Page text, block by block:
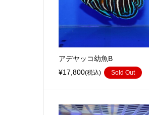
アデヤッコ幼魚B
¥17,800(税込) Sold Out